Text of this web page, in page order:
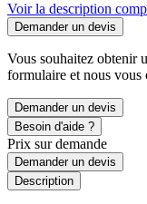
Voir la description
Demander un devis
Vous souhaitez obtenir
formulaire et nous vous
Demander un devis
Besoin d'aide ?
Prix sur demande
Demander un devis
Description